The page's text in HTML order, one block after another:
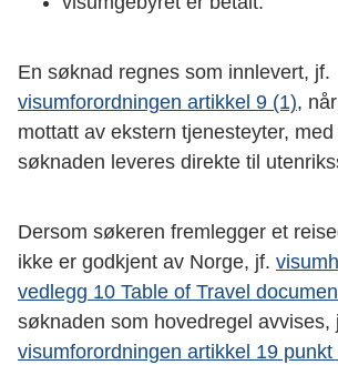
En søknad regnes som innlevert, jf.
visumforordningen artikkel 9 (1),
mottatt av ekstern tjenesteyter,
søknaden leveres direkte til
Dersom søkeren fremlegger et
ikke er godkjent av Norge, jf.
vedlegg 10 Table of Travel
søknaden som hovedregel avvises,
visumforordningen artikkel 19 punkt